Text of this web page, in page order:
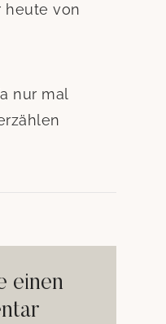
heute von
nur mal
einen